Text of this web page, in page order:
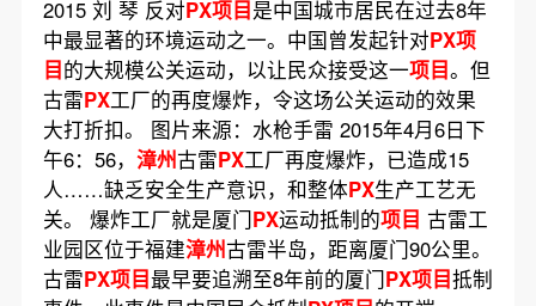
2015 刘 琴 反对PX项目是中国城市居民在过去8年
中最显著的环境运动之一。中国曾发起针对PX项
目的大规模公关运动，以让民众接受这一项目。但
古雷PX工厂的再度爆炸，令这场公关运动的效果
大打折扣。 图片来源：水枪手雷 2015年4月6日下
午6：56， 漳州古雷PX工厂再度爆炸，已造成15
人……缺乏安全生产意识，和整体PX生产工艺无
关。 爆炸工厂就是厦门PX运动抵制的项目 古雷工
业园区位于福建漳州古雷半岛，距离厦门90公里。
古雷PX项目最早要追溯至8年前的厦门PX项目抵制